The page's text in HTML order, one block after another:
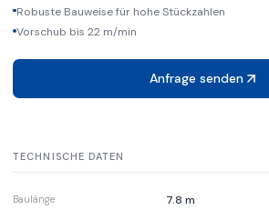
Robuste Bauweise für hohe Stückzahlen
Vorschub bis 22 m/min
Anfrage senden
TECHNISCHE DATEN
Baulänge 7.8 m